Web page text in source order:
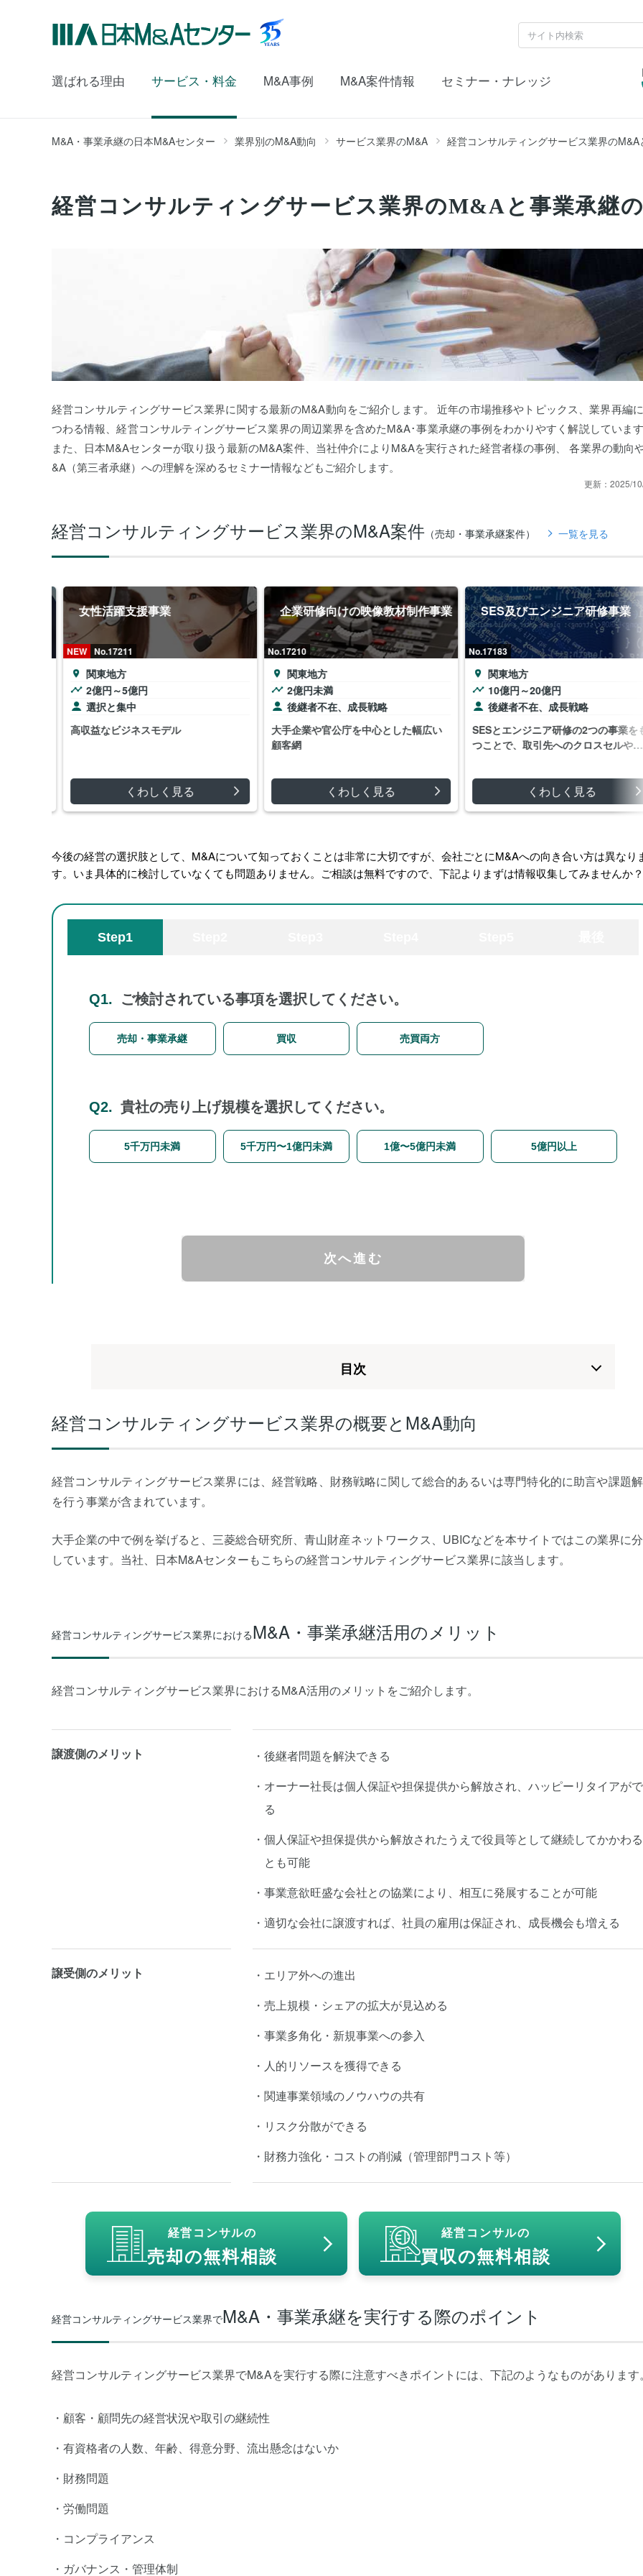
選ばれる理由 サービス・料金 M&A事例 M&A案件情報 セミナー・ナレッジ
M&A・事業承継の日本M&Aセンター 業界別のM&A動向 サービス業界のM&A 経営コンサルティングサービス業界の
経営コンサルティングサービス業界のM&Aと事業承継
経営コンサルティングサービス業界に関する最新のM&A動向をご紹介します。 近年の市場推移やトピックス、業界再編
つわる情報、経営コンサルティングサービス業界の周辺業界を含めたM&A･事業承継の事例をわかりやすく解説していま
また、日本M&Aセンターが取り扱う最新のM&A案件、当社仲介によりM&Aを実行された経営者様の事例、 各業界の動向
&A（第三者承継）への理解を深めるセミナー情報などもご紹介します。
更新： 2025/
経営コンサルティングサービス業界のM&A案件 （売却・事業承継案件） 一覧を見る
NEW No.17211
女性活躍支援事業
関東地方
2億円～5億円
選択と集中
高収益なビジネスモデル
くわしく見る
No.17210
企業研修向けの映像教材制作事業
関東地方
2億円未満
後継者不在、成長戦略
大手企業や官公庁を中心とした幅広い
顧客網
くわしく見る
No.17183
SES及びエンジニア研修事業
関東地方
10億円～20億円
後継者不在、成長戦略
SESとエンジニア研修の2つの事業をも
つことで、取引先へのクロスセルや採
くわしく見る
今後の経営の選択肢として、M&Aについて知っておくことは非常に大切ですが、会社ごとにM&Aへの向き合い方は異なり
す。いま具体的に検討していなくても問題ありません。ご相談は無料ですので、下記よりまずは情報収集してみませんか？
⽬次
経営コンサルティングサービス業界の概要とM&A動向
経営コンサルティングサービス業界には、経営戦略、財務戦略に関して総合的あるいは専門特化的に助言や課題
を行う事業が含まれています。
大手企業の中で例を挙げると、三菱総合研究所、青山財産ネットワークス、UBICなどを本サイトではこの業界に
しています。当社、日本M&Aセンターもこちらの経営コンサルティングサービス業界に該当します。
経営コンサルティングサービス業界におけるM&A・事業承継活用のメリット
経営コンサルティングサービス業界におけるM&A活用のメリットをご紹介します。
譲渡側のメリット
後継者問題を解決できる
オーナー社長は個人保証や担保提供から解放され、ハッピーリタイアが
る
個人保証や担保提供から解放されたうえで役員等として継続してかかわ
とも可能
事業意欲旺盛な会社との協業により、相互に発展することが可能
適切な会社に譲渡すれば、社員の雇用は保証され、成長機会も増える
譲受側のメリット
エリア外への進出
売上規模・シェアの拡大が見込める
事業多角化・新規事業への参入
人的リソースを獲得できる
関連事業領域のノウハウの共有
リスク分散ができる
財務力強化・コストの削減（管理部門コスト等）
経営コンサルの
売却の無料相談
経営コンサルの
買収の無料相談
経営コンサルティングサービス業界でM&A・事業承継を実行する際のポイント
経営コンサルティングサービス業界でM&Aを実行する際に注意すべきポイントには、下記のようなものがあります
顧客・顧問先の経営状況や取引の継続性
有資格者の人数、年齢、得意分野、流出懸念はないか
財務問題
労働問題
コンプライアンス
ガバナンス・管理体制